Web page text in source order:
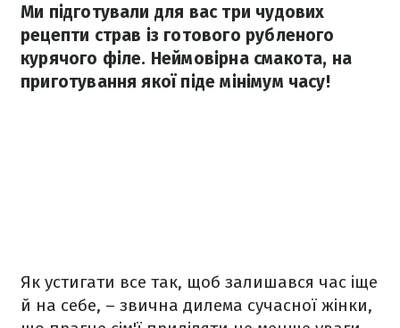
Ми підготували для вас три чудових
рецепти страв із готового рубленого
курячого філе. Неймовірна смакота, на
приготування якої піде мінімум часу!
Як устигати все так, щоб залишався час іще
й на себе, – звична дилема сучасної жінки,